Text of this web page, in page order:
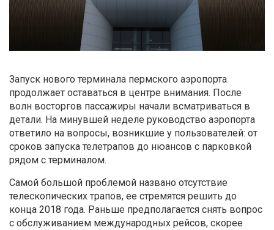
Запуск нового терминала пермского аэропорта
продолжает оставаться в центре внимания. После
волн восторгов пассажиры начали всматриваться в
детали. На минувшей неделе руководство аэропорта
ответило на вопросы, возникшие у пользователей: от
сроков запуска телетрапов до нюансов с парковкой
рядом с терминалом.
Самой большой проблемой названо отсутствие
телескопических трапов, ее стремятся решить до
конца 2018 года. Раньше предполагается снять вопрос
с обслуживанием международных рейсов, скорее